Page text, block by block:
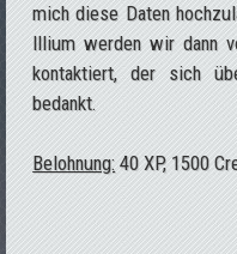
mich diese Daten
Illium werden wir dann
kontaktiert, der sich
bedankt.
Belohnung:40 XP, 1500